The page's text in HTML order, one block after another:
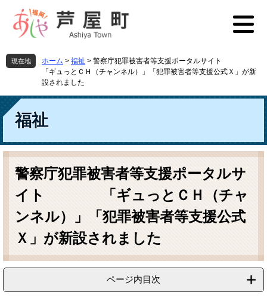
先
頭
す
を
飛
し
本
へ
現在地 ホーム > 福祉 > 警察庁犯罪被害者等支援ポータルサイト
「ギュっとＣＨ（チャンネル）」「犯罪被害者等支援公式Ｘ」が新
設されました
福祉
本
警察庁犯罪被害者等支援ポータルサ
イト 「ギュっとＣＨ（チャ
ンネル）」「犯罪被害者等支援公式
Ｘ」が新設されました
ページ内目次